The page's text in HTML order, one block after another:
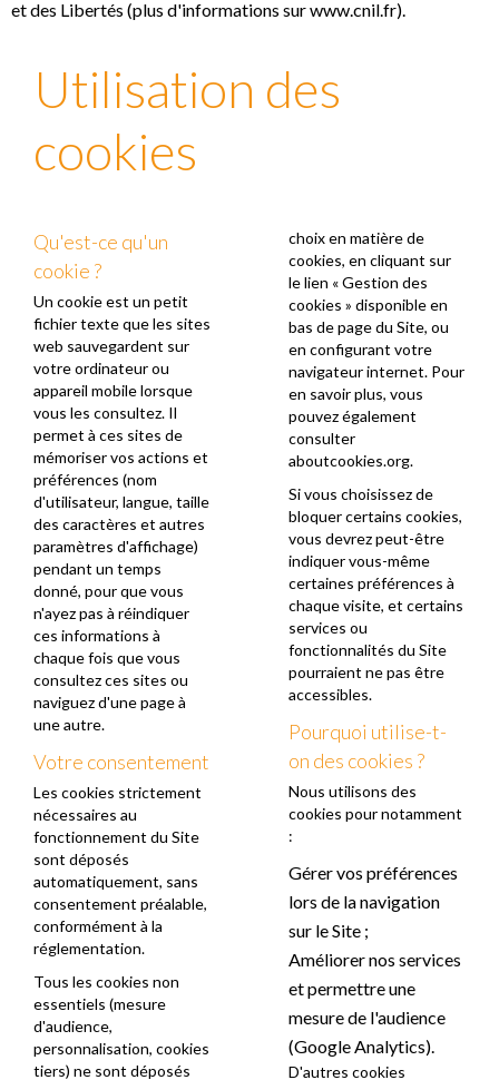
et des Libertés (plus d'informations sur www.cnil.fr).
Utilisation des
cookies
Qu'est-ce qu'un
cookie ?
Un cookie est un petit
fichier texte que les sites
web sauvegardent sur
votre ordinateur ou
appareil mobile lorsque
vous les consultez. Il
permet à ces sites de
mémoriser vos actions et
préférences (nom
d'utilisateur, langue, taille
des caractères et autres
paramètres d'affichage)
pendant un temps
donné, pour que vous
n'ayez pas à réindiquer
ces informations à
chaque fois que vous
consultez ces sites ou
naviguez d'une page à
une autre.
Votre consentement
Les cookies strictement
nécessaires au
fonctionnement du Site
sont déposés
automatiquement, sans
consentement préalable,
conformément à la
réglementation.
Tous les cookies non
essentiels (mesure
d'audience,
personnalisation, cookies
tiers) ne sont déposés
choix en matière de
cookies, en cliquant sur
le lien « Gestion des
cookies » disponible en
bas de page du Site, ou
en configurant votre
navigateur internet. Pour
en savoir plus, vous
pouvez également
consulter
aboutcookies.org.
Si vous choisissez de
bloquer certains cookies,
vous devrez peut-être
indiquer vous-même
certaines préférences à
chaque visite, et certains
services ou
fonctionnalités du Site
pourraient ne pas être
accessibles.
Pourquoi utilise-t-
on des cookies ?
Nous utilisons des
cookies pour notamment
:
Gérer vos préférences
lors de la navigation
sur le Site ;
Améliorer nos services
et permettre une
mesure de l'audience
(Google Analytics).
D'autres cookies